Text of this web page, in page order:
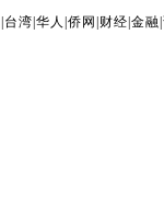
台湾 |华人 |侨网 财经 |金融 |